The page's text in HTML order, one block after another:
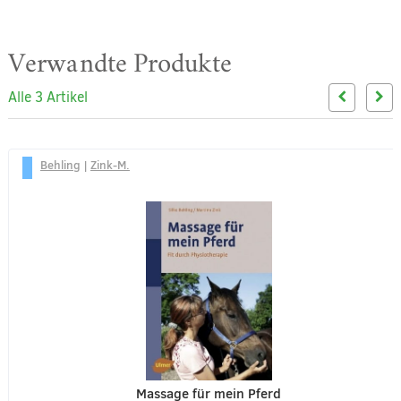
Verwandte Produkte
Alle 3 Artikel
Behling | Zink-M.
Massage für mein Pferd